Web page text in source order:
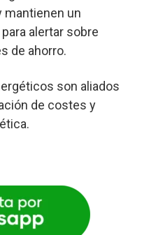
mantienen un
alertar sobre
de ahorro.
son aliados
de costes y